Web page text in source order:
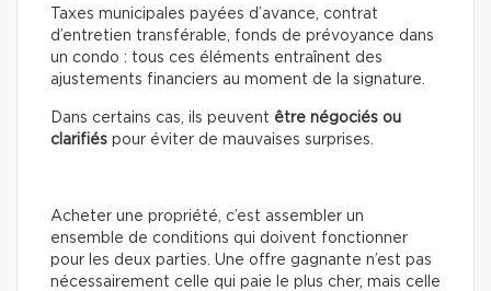
Taxes municipales payées d’avance, contrat
d’entretien transférable, fonds de prévoyance dans
un condo : tous ces éléments entraînent des
ajustements financiers au moment de la signature.
Dans certains cas, ils peuvent être négociés ou
clarifiés pour éviter de mauvaises surprises.
Acheter une propriété, c’est assembler un
ensemble de conditions qui doivent fonctionner
pour les deux parties. Une offre gagnante n’est pas
nécessairement celle qui paie le plus cher, mais celle